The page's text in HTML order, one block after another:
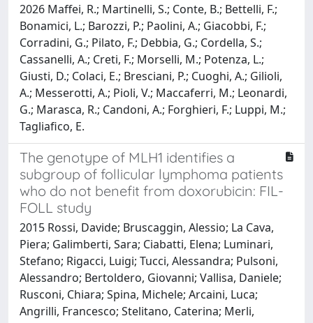
2026 Maffei, R.; Martinelli, S.; Conte, B.; Bettelli, F.;
Bonamici, L.; Barozzi, P.; Paolini, A.; Giacobbi, F.;
Corradini, G.; Pilato, F.; Debbia, G.; Cordella, S.;
Cassanelli, A.; Creti, F.; Morselli, M.; Potenza, L.;
Giusti, D.; Colaci, E.; Bresciani, P.; Cuoghi, A.; Gilioli,
A.; Messerotti, A.; Pioli, V.; Maccaferri, M.; Leonardi,
G.; Marasca, R.; Candoni, A.; Forghieri, F.; Luppi, M.;
Tagliafico, E.
The genotype of MLH1 identifies a
subgroup of follicular lymphoma patients
who do not benefit from doxorubicin: FIL-
FOLL study
2015 Rossi, Davide; Bruscaggin, Alessio; La Cava,
Piera; Galimberti, Sara; Ciabatti, Elena; Luminari,
Stefano; Rigacci, Luigi; Tucci, Alessandra; Pulsoni,
Alessandro; Bertoldero, Giovanni; Vallisa, Daniele;
Rusconi, Chiara; Spina, Michele; Arcaini, Luca;
Angrilli, Francesco; Stelitano, Caterina; Merli,